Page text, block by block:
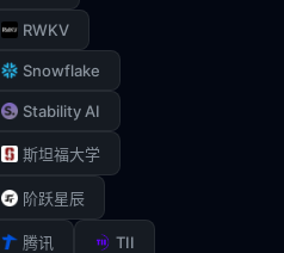
RWKV
Snowflake
Stability AI
斯坦福大学
阶跃星辰
腾讯 TII